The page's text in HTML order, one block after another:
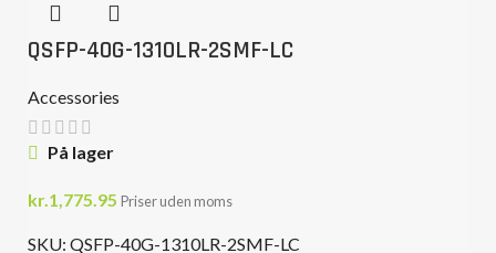
QSFP-40G-1310LR-2SMF-LC
Accessories
På lager
kr. 1,775.95 Priser uden moms
SKU: QSFP-40G-1310LR-2SMF-LC